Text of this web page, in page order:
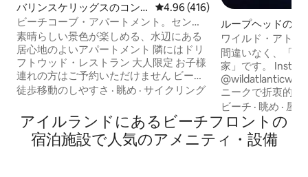
バリンスケリッグスのコン
ドミニアム
レビュー416件、5つ星中4.96つ
4.96 (416)
ビーチコーブ・アパートメント。セン
ト・フィナンズ・ベイ。バリンスケリッ
クス
素晴らしい景色が楽しめる、水辺にある
居心地のよいアパートメント 隣にはドリ
フトウッド・レストラン 大人限定 お子様
連れの方はご予約いただけません ビーチ
まで20メートルという最高のロケーショ
ボート旅行（地元の桟橋から車で1分）
Skellig Chocolate 500メートル スケリッ
グ・リング上 ワイルド・アトランティッ
徒歩移動のしやすさ · 眺め · サイクリング
ループヘッドの一
ワイルド・アトラ
いのウォーターフ
間違いなく、「ニ
家」です。 Instagram：
@wildatlanticwayhome 私た
ニークで折衷的で
プール、庭、湾
す。見落とされる
ェルカムパック
ーン、牛乳、バター パブ／レストラ
ビーチ · 眺め · 屋
アイルランドにあるビーチフロントの
宿泊施設で人気のアメニティ・設備